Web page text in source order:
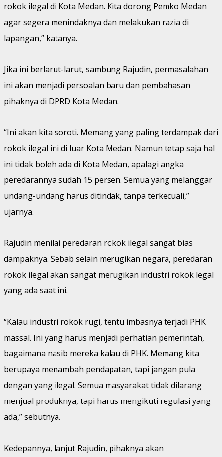
rokok ilegal di Kota Medan. Kita dorong Pemko Medan
agar segera menindaknya dan melakukan razia di
lapangan,” katanya.
Jika ini berlarut-larut, sambung Rajudin, permasalahan
ini akan menjadi persoalan baru dan pembahasan
pihaknya di DPRD Kota Medan.
“Ini akan kita soroti. Memang yang paling terdampak dari
rokok ilegal ini di luar Kota Medan. Namun tetap saja hal
ini tidak boleh ada di Kota Medan, apalagi angka
peredarannya sudah 15 persen. Semua yang melanggar
undang-undang harus ditindak, tanpa terkecuali,”
ujarnya.
Rajudin menilai peredaran rokok ilegal sangat bias
dampaknya. Sebab selain merugikan negara, peredaran
rokok ilegal akan sangat merugikan industri rokok legal
yang ada saat ini.
“Kalau industri rokok rugi, tentu imbasnya terjadi PHK
massal. Ini yang harus menjadi perhatian pemerintah,
bagaimana nasib mereka kalau di PHK. Memang kita
berupaya menambah pendapatan, tapi jangan pula
dengan yang ilegal. Semua masyarakat tidak dilarang
menjual produknya, tapi harus mengikuti regulasi yang
ada,” sebutnya.
Kedepannya, lanjut Rajudin, pihaknya akan